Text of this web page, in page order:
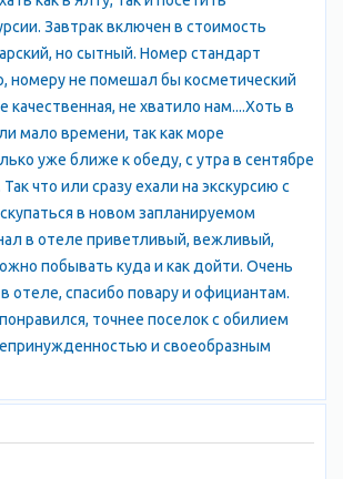
галечные пляжи и развитая
комфортный
отдых. Город обладает особой аурой,
спокойный райский уголок среди
Неторопливая атмосфера
для семейного отдыха. Многие
впечатлениями. Главная
и гордость Алупки – Воронцовский
около двух миллионов туристов
можно совершить пешую прогулку в
и даже в Ласточкино гнездо.
– стержневое направление жизни
все условия для разнообразного отдыха –
ночные клубы, дискотеки.
отдыха предлагаются погружения с
морские прогулки и много других видов
искусства привлечет вернисаж
в «Чайном домике»
Завтрак включен в стоимость
но сытный. Номер стандарт
номеру не помешал бы косметический
качественная, не хватило нам....Хоть в
мало времени, так как море
уже ближе к обеду, с утра в сентябре
что или сразу ехали на экскурсию с
в новом запланируемом
в отеле приветливый, вежливый,
побывать куда и как дойти. Очень
отеле, спасибо повару и официантам.
точнее поселок с обилием
и своеобразным